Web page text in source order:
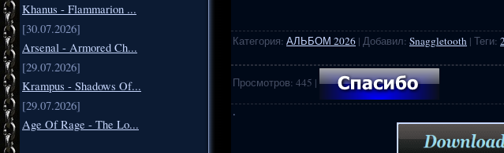
Khanus - Flammarion ...
[30.07.2026]
Arsenal - Armored Ch...
[29.07.2026]
Krampus - Shadows Of...
[29.07.2026]
Age Of Rage - The Lo...
Категория: АЛЬБОМ 2026 | Добавил: Snaggletooth | Теги:
Просмотров: 445 |
·